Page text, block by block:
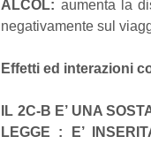
ALCOL: aumenta la
negativamente sul
Effetti ed interazioni
IL 2C-B E’ UNA
LEGGE : E’